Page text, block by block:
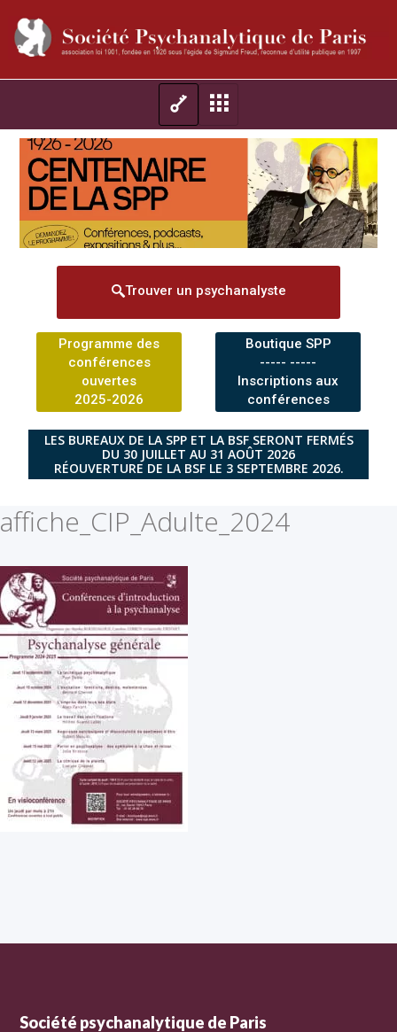
Trouver un psychanalyste
Programme des
conférences
ouvertes
2025-2026
Boutique SPP
----- -----
Inscriptions aux
conférences
LES BUREAUX DE LA SPP ET LA BSF SERONT FERMÉS
DU 30 JUILLET AU 31 AOÛT 2026
RÉOUVERTURE DE LA BSF LE 3 SEPTEMBRE 2026.
affiche_CIP_Adulte_2024
Société psychanalytique de Paris